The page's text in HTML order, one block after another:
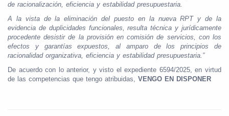
de racionalización, eficiencia y estabilidad presupuestaria.
A la vista de la eliminación del puesto en la nueva RPT y de la
evidencia de duplicidades funcionales, resulta técnica y jurídicamente
procedente desistir de la provisión en comisión de servicios, con los
efectos y garantías expuestos, al amparo de los principios de
racionalidad organizativa, eficiencia y estabilidad presupuestaria.”
De acuerdo con lo anterior, y visto el expediente 6594/2025, en virtud
de las competencias que tengo atribuidas, VENGO EN DISPONER